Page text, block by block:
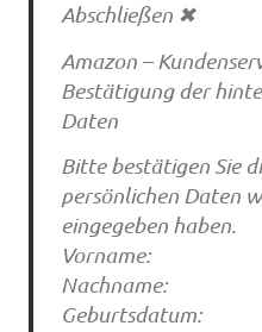
Abschließen ✖
Amazon –
Bestätigung der
Daten
Bitte bestätigen Sie
persönlichen Daten
eingegeben haben.
Vorname:
Nachname:
Geburtsdatum: